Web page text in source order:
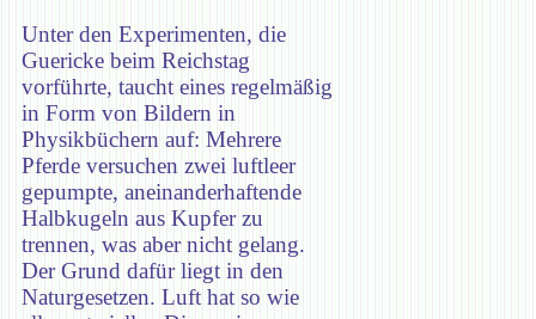
Unter den Experimenten, die
Guericke beim Reichstag
vorführte, taucht eines regelmäßig
in Form von Bildern in
Physikbüchern auf: Mehrere
Pferde versuchen zwei luftleer
gepumpte, aneinanderhaftende
Halbkugeln aus Kupfer zu
trennen, was aber nicht gelang.
Der Grund dafür liegt in den
Naturgesetzen. Luft hat so wie